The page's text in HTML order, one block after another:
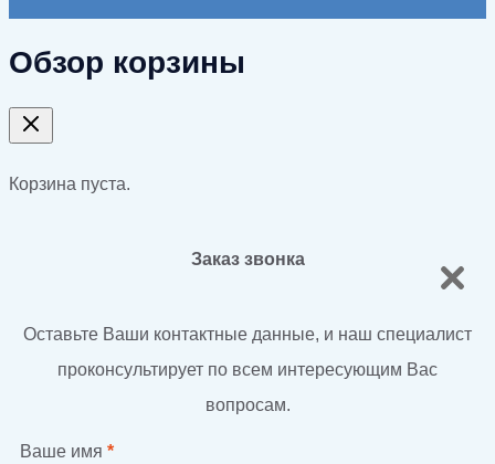
Обзор корзины
Корзина пуста.
Заказ звонка
Оставьте Ваши контактные данные, и наш специалист
проконсультирует по всем интересующим Вас
вопросам.
Ваше имя *